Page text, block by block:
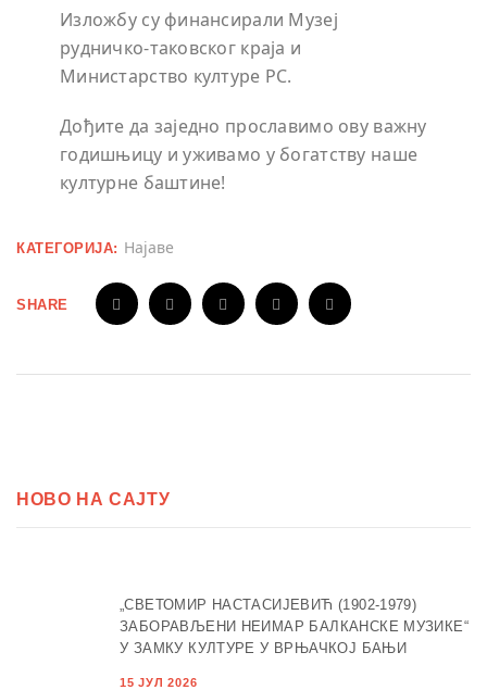
Изложбу су финансирали Музеј
рудничко-таковског краја и
Министарство културе РС.
Дођите да заједно прославимо ову важну
годишњицу и уживамо у богатству наше
културне баштине!
КАТЕГОРИЈА: Најаве
SHARE
НОВО НА САЈТУ
„СВЕТОМИР НАСТАСИЈЕВИЋ (1902-1979)
ЗАБОРАВЉЕНИ НЕИМАР БАЛКАНСКЕ МУЗИКЕ“
У ЗАМКУ КУЛТУРЕ У ВРЊАЧКОЈ БАЊИ
15 ЈУЛ 2026